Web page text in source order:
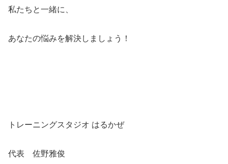
私たちと一緒に、
あなたの悩みを解決しましょう！
トレーニングスタジオ はるかぜ
代表 佐野雅俊